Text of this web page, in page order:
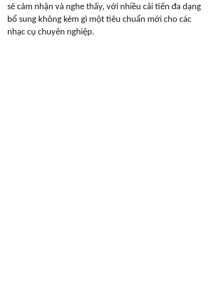
sẽ cảm nhận và nghe thấy, với nhiều cải tiến đa dạng
bổ sung không kém gì một tiêu chuẩn mới cho các
nhạc cụ chuyên nghiệp.